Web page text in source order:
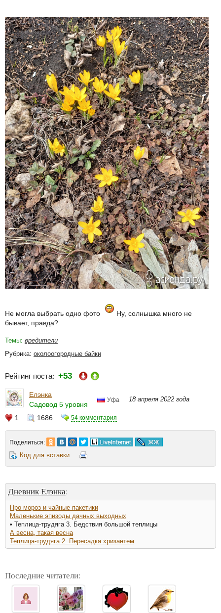
Не могла выбрать одно фото
Ну, солнышка много не
бывает, правда?
Темы: вредители
Рубрика: околоогородные байки
Рейтинг поста: +53
Елэнка
Садовод 5 уровня
Уфа 18 апреля 2022 года
1 1686 54 комментария
Поделиться:
Код для вставки
Дневник Елэнка:
Про мороз и чайные пакетики
Маленькие эпизоды дачных выходных
• Теплица-трудяга 3. Бедствия большой теплицы
А весна, такая весна
Теплица-трудяга 2. Пересадка хризантем
Последние читатели: